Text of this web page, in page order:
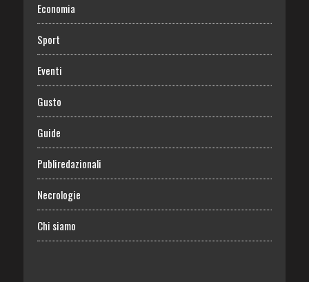
Economia
Sport
Eventi
Gusto
Guide
Publiredazionali
Necrologie
Chi siamo